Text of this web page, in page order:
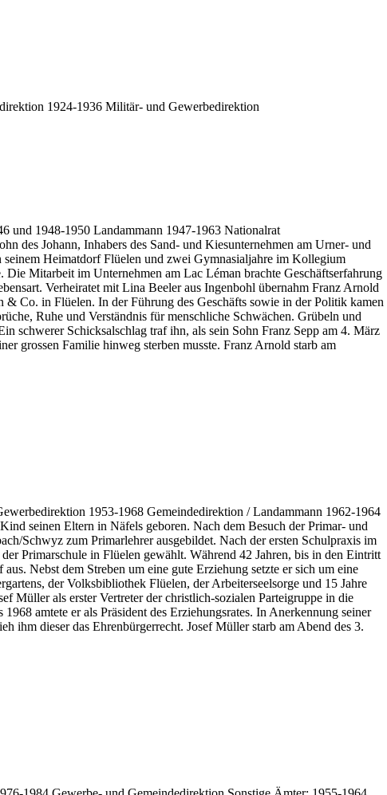
1924-1936 Militär- und Gewerbedirektion
und 1948-1950 Landammann 1947-1963 Nationalrat
des Johann, Inhabers des Sand- und Kiesunternehmen am Urner- und
seinem Heimatdorf Flüelen und zwei Gymnasialjahre im Kollegium
Mitarbeit im Unternehmen am Lac Léman brachte Geschäftserfahrung
Verheiratet mit Lina Beeler aus Ingenbohl übernahm Franz Arnold
Co. in Flüelen. In der Führung des Geschäfts sowie in der Politik kamen
Ruhe und Verständnis für menschliche Schwächen. Grübeln und
schwerer Schicksalschlag traf ihn, als sein Sohn Franz Sepp am 4. März
grossen Familie hinweg sterben musste. Franz Arnold starb am
1953-1968 Gemeindedirektion / Landammann 1962-1964
seinen Eltern in Näfels geboren. Nach dem Besuch der Primar- und
Schwyz zum Primarlehrer ausgebildet. Nach der ersten Schulpraxis im
Primarschule in Flüelen gewählt. Während 42 Jahren, bis in den Eintritt
Nebst dem Streben um eine gute Erziehung setzte er sich um eine
der Volksbibliothek Flüelen, der Arbeiterseelsorge und 15 Jahre
Müller als erster Vertreter der christlich-sozialen Parteigruppe in die
amtete er als Präsident des Erziehungsrates. In Anerkennung seiner
ihm dieser das Ehrenbürgerrecht. Josef Müller starb am Abend des 3.